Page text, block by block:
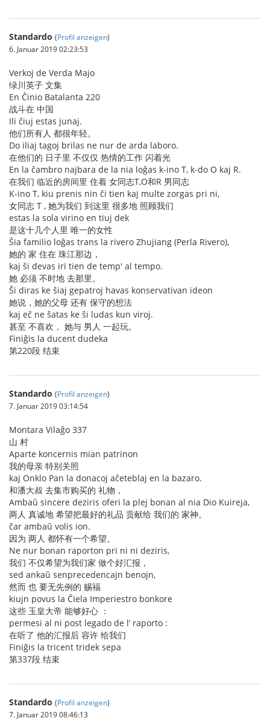
Standardo (Profil anzeigen)
6. Januar 2019 02:23:53
Verkoj de Verda Majo
绿川英子 文集
En Ĉinio Batalanta 220
战斗在 中国
Ili ĉiuj estas junaj.
他们所有人 都很年轻。
Do iliaj tagoj brilas ne nur de arda laboro.
在他们的 日子里 不仅仅 热情的工作 闪着光
En la ĉambro najbara de la nia loĝas k-ino T, k-do O kaj R.
在我们 临近的房间里 住着 女同志T,O和R 男同志
K-ino T, kiu prenis nin ĉi tien kaj multe zorgas pri ni,
女同志 T , 她为我们 到这里 很多地 照顾我们
estas la sola virino en tiuj dek
是这十几个人里 唯一的女性
Ŝia familio loĝas trans la rivero Zhujiang (Perla Rivero),
她的 家 住在 珠江那边，
kaj ŝi devas iri tien de temp' al tempo.
她 必须 不时地 去那里。
Ŝi diras ke ŝiaj gepatroj havas konservativan ideon
她说，她的父母 还有 保守的想法
kaj eĉ ne ŝatas ke ŝi ludas kun viroj.
甚至 不喜欢， 她与 男人 一起玩。
Finiĝis la ducent dudeka
第220段 结束
Standardo (Profil anzeigen)
7. Januar 2019 03:14:54
Montara Vilaĝo 337
山 村
Aparte koncernis mian patrinon
我的母亲 特别关照
kaj Onklo Pan la donacoj aĉeteblaj en la bazaro.
和潘大叔 去集市购买的 礼物，
Ambaŭ sincere deziris oferi la plej bonan al nia Dio Kuireja,
两人 真诚地 希望把最好的礼品 贡献给 我们的 家神。
ĉar ambaŭ volis ion.
因为 两人 都怀有一个希望。
Ne nur bonan raporton pri ni ni deziris,
我们 不仅希望为我们家 做个好汇报，
sed ankaŭ senprecedencajn benojn,
然而 也 要无先例的 赐福
kiujn povus la Ĉiela Imperiestro bonkore
这些 玉皇大帝 能够好心 ：
permesi al ni post legado de l’ raporto :
在听了 他的汇报后 容许 给我们
Finiĝis la tricent tridek sepa
第337段 结束
Standardo (Profil anzeigen)
7. Januar 2019 08:46:13